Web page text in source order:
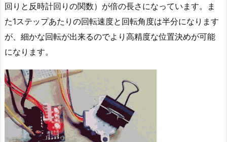
回りと反時計回りの関数）が倍の長さになっています。ま
た1ステップあたりの回転速度と回転角度は半分になります
が、細かな回転が出来るのでより高精度な位置決めが可能
になります。